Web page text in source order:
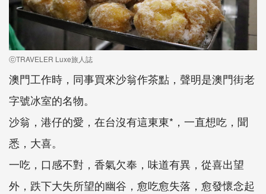
ⓒTRAVELER Luxe旅人誌
澳門工作時，同事買來沙翁作茶點，聲明是澳門街老
字號冰室的名物。
沙翁，港仔的愛，在台沒有這東東*，一直想吃，聞
悉，大喜。
一吃，口感不對，香氣欠奉，味道有異，從喜出望
外，跌下大失所望的幽谷，愈吃愈失落，愈發懷念起